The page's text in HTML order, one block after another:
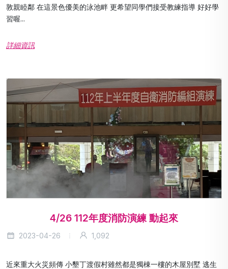
敦親睦鄰 在這景色優美的泳池畔 更希望同學們接受教練指導 好好學
習喔...
詳細資訊
4/26 112年度消防演練 動起來
2023-04-26 1,092
近來重大火災頻傳 小墾丁渡假村雖然都是獨棟一樓的木屋別墅 逃生